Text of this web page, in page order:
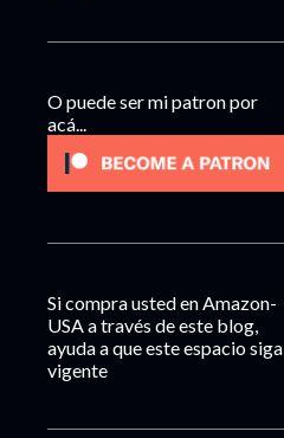
O puede ser mi patron por
acá...
Si compra usted en Amazon-
USA a través de este blog,
ayuda a que este espacio siga
vigente